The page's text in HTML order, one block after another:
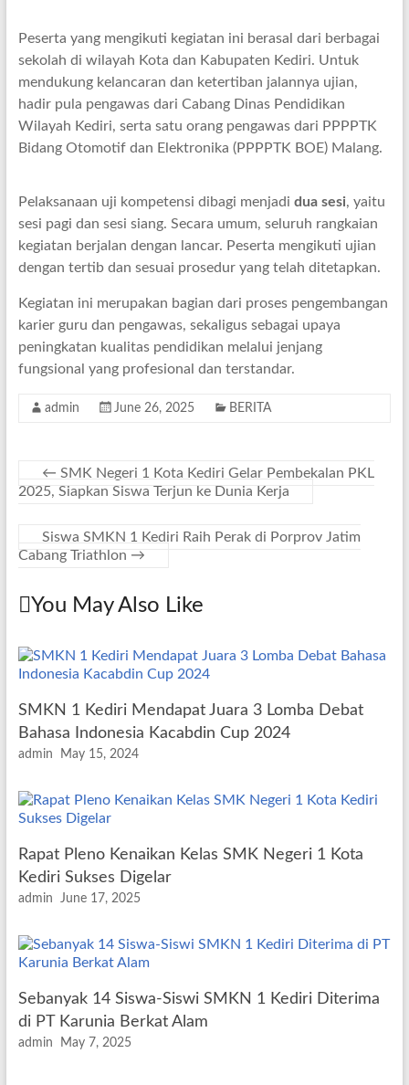
Peserta yang mengikuti kegiatan ini berasal dari berbagai
sekolah di wilayah Kota dan Kabupaten Kediri. Untuk
mendukung kelancaran dan ketertiban jalannya ujian,
hadir pula pengawas dari Cabang Dinas Pendidikan
Wilayah Kediri, serta satu orang pengawas dari PPPPTK
Bidang Otomotif dan Elektronika (PPPPTK BOE) Malang.
Pelaksanaan uji kompetensi dibagi menjadi dua sesi, yaitu
sesi pagi dan sesi siang. Secara umum, seluruh rangkaian
kegiatan berjalan dengan lancar. Peserta mengikuti ujian
dengan tertib dan sesuai prosedur yang telah ditetapkan.
Kegiatan ini merupakan bagian dari proses pengembangan
karier guru dan pengawas, sekaligus sebagai upaya
peningkatan kualitas pendidikan melalui jenjang
fungsional yang profesional dan terstandar.
admin June 26, 2025 BERITA
← SMK Negeri 1 Kota Kediri Gelar Pembekalan PKL
2025, Siapkan Siswa Terjun ke Dunia Kerja
Siswa SMKN 1 Kediri Raih Perak di Porprov Jatim
Cabang Triathlon →
You May Also Like
SMKN 1 Kediri Mendapat Juara 3 Lomba Debat
Bahasa Indonesia Kacabdin Cup 2024
admin May 15, 2024
Rapat Pleno Kenaikan Kelas SMK Negeri 1 Kota
Kediri Sukses Digelar
admin June 17, 2025
Sebanyak 14 Siswa-Siswi SMKN 1 Kediri Diterima
di PT Karunia Berkat Alam
admin May 7, 2025